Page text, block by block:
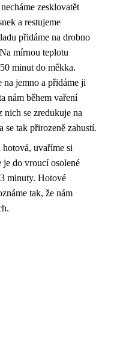
zesklovatět
a restujeme
přidáme na drobno
mírnou teplotu
minut do měkka.
na jemno a přidáme ji
nám během vaření
nich se zredukuje na
se tak přirozeně zahustí.
uvaříme si
do vroucí osolené
minuty. Hotové
tak, že nám